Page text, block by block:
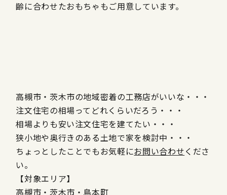
齢に合わせたおもちゃもご用意しています。
高槻市・茨木市の地域密着の工務店がいいな・・・
注文住宅の相場ってどれくらいだろう・・・
相場よりも安い注文住宅を建てたい・・・
狭小地や奥行きのある土地で家を検討中・・・
ちょっとしたことでもお気軽にお問い合わせくださ
い。
【対象エリア】
高槻市・茨木市・島本町